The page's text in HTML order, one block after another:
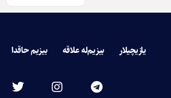
یازیچیلار بیزیم‌له علاقه بیزیم حاقدا